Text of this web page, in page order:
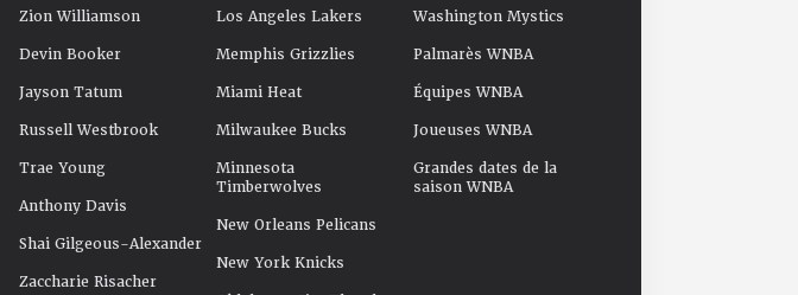
Zion Williamson
Devin Booker
Jayson Tatum
Russell Westbrook
Trae Young
Anthony Davis
Shai Gilgeous-Alexander
Zaccharie Risacher
Los Angeles Lakers
Memphis Grizzlies
Miami Heat
Milwaukee Bucks
Minnesota
Timberwolves
New Orleans Pelicans
New York Knicks
Washington Mystics
Palmarès WNBA
Équipes WNBA
Joueuses WNBA
Grandes dates de la
saison WNBA